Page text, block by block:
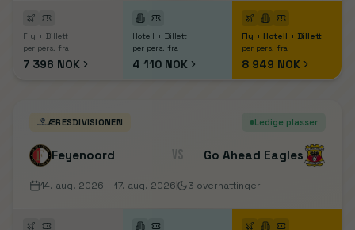
Fly + Billett
per pers. fra
7 396 NOK
Hotell + Billett
per pers. fra
4 110 NOK
Fly + Hotell + Billett
per pers. fra
8 949 NOK
ÆRESDIVISIONEN Ledige plasser
Feyenoord VS Go Ahead Eagles
14. aug. 2026 – 17. aug. 2026 3 overnattinger